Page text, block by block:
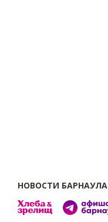
НОВОСТИ БАРНАУЛА